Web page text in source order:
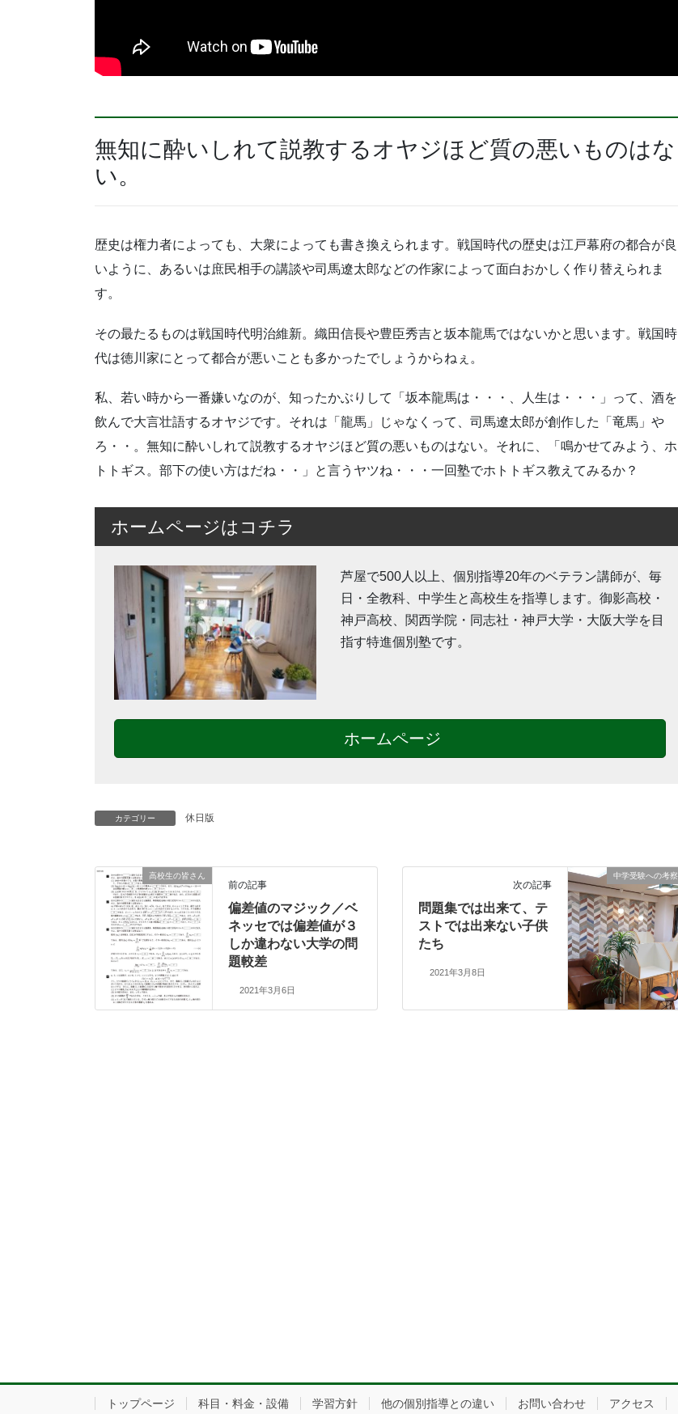
無知に酔いしれて説教するオヤジほど質の悪いものはな
い。
歴史は権力者によっても、大衆によっても書き換えられます。戦国時代の歴史は江戸幕府の都合が良
いように、あるいは庶民相手の講談や司馬遼太郎などの作家によって面白おかしく作り替えられま
す。
その最たるものは戦国時代明治維新。織田信長や豊臣秀吉と坂本龍馬ではないかと思います。戦国時
代は徳川家にとって都合が悪いことも多かったでしょうからねぇ。
私、若い時から一番嫌いなのが、知ったかぶりして「坂本龍馬は・・・、人生は・・・」って、酒を
飲んで大言壮語するオヤジです。それは「龍馬」じゃなくって、司馬遼太郎が創作した「竜馬」や
ろ・・。無知に酔いしれて説教するオヤジほど質の悪いものはない。それに、「鳴かせてみよう、ホ
トトギス。部下の使い方はだね・・」と言うヤツね・・・一回塾でホトトギス教えてみるか？
ホームページはコチラ
芦屋で500人以上、個別指導20年のベテラン講師が、毎
日・全教科、中学生と高校生を指導します。御影高校・
神戸高校、関西学院・同志社・神戸大学・大阪大学を目
指す特進個別塾です。
ホームページ
カテゴリー 休日版
高校生の皆さん
前の記事
偏差値のマジック／ベ
ネッセでは偏差値が３
しか違わない大学の問
題較差
2021年3月6日
中学受験への考察
次の記事
問題集では出来て、テ
ストでは出来ない子供
たち
2021年3月8日
トップページ 科目・料金・設備 学習方針 他の個別指導との違い お問い合わせ アクセス